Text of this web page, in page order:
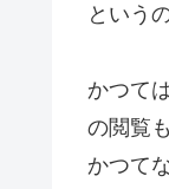
という
かつて
の閲覧
かつて